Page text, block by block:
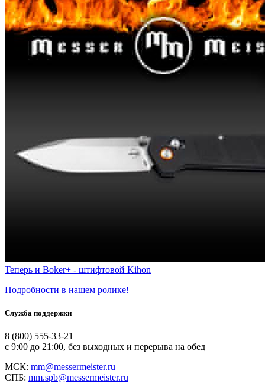
Теперь и Boker+ - штифтовой Kihon
Подробности в нашем ролике!
Служба поддержки
8 (800) 555-33-21
с 9:00 до 21:00, без выходных и перерыва на обед
МСК: mm@messermeister.ru
СПБ: mm.spb@messermeister.ru